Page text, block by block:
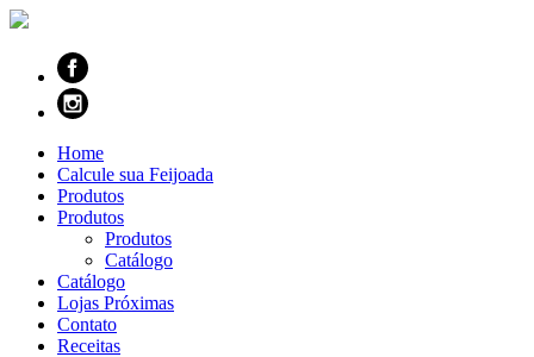
Home
Calcule sua Feijoada
Produtos
Produtos
Produtos
Catálogo
Catálogo
Lojas Próximas
Contato
Receitas